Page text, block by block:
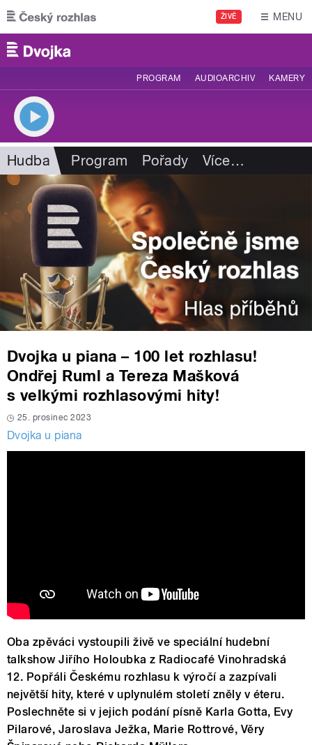
Přejít k hlavnímu obsahu
ŽIVĚ MENU
PROGRAM AUDIOARCHIV KAMERY
Hudba Program Pořady Více…
Dvojka u piana – 100 let rozhlasu!
Ondřej Ruml a Tereza Mašková
s velkými rozhlasovými hity!
25. prosinec 2023
Dvojka u piana
Oba zpěváci vystoupili živě ve speciální hudební
talkshow Jiřího Holoubka z Radiocafé Vinohradská
12. Popřáli Českému rozhlasu k výročí a zazpívali
největší hity, které v uplynulém století zněly v éteru.
Poslechněte si v jejich podání písně Karla Gotta, Evy
Pilarové, Jaroslava Ježka, Marie Rottrové, Věry